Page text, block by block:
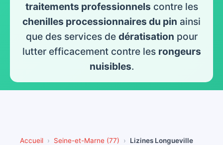
traitements professionnels contre les
chenilles processionnaires du pin ainsi
que des services de dératisation pour
lutter efficacement contre les rongeurs
nuisibles.
Accueil Seine-et-Marne (77) Lizines Longueville